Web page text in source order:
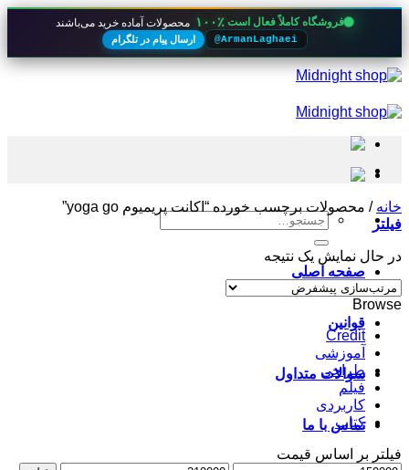
فروشگاه کاملاً فعال است ۱۰۰٪ محصولات آماده خرید می‌باشند
@ArmanLaghaei ارسال پیام در تلگرام
Skip
to
جستجو
صفحه اصلی
قوانین
سوالات متداول
تماس با ما
خانه / محصولات برچسب خورده “اکانت پریمیوم yoga go”
فیلتر
در حال نمایش یک نتیجه
Browse
Credit
آموزشی
طراحی
فیلم
کاربردی
کتاب
فیلتر بر اساس قیمت